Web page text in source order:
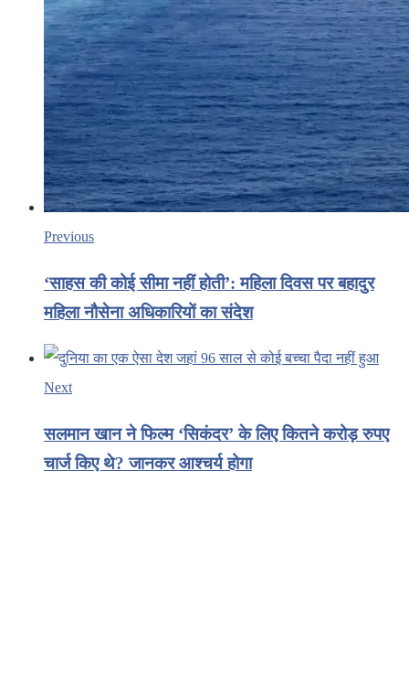
Previous
‘साहस की कोई सीमा नहीं होती’: महिला दिवस पर बहादुर
महिला नौसेना अधिकारियों का संदेश
Next
सलमान खान ने फिल्म ‘सिकंदर’ के लिए कितने करोड़ रुपए
चार्ज किए थे? जानकर आश्चर्य होगा